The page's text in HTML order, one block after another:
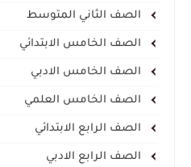
الصف الثاني المتوسط
الصف الخامس الابتدائي
الصف الخامس الادبي
الصف الخامس العلمي
الصف الرابع الابتدائي
الصف الرابع الادبي